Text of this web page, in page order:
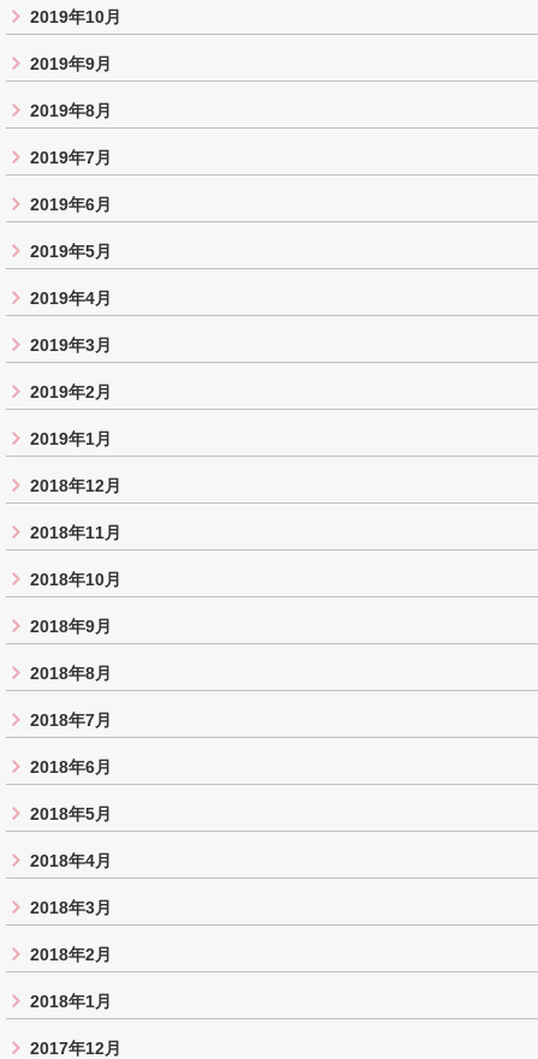
2019年10月
2019年9月
2019年8月
2019年7月
2019年6月
2019年5月
2019年4月
2019年3月
2019年2月
2019年1月
2018年12月
2018年11月
2018年10月
2018年9月
2018年8月
2018年7月
2018年6月
2018年5月
2018年4月
2018年3月
2018年2月
2018年1月
2017年12月